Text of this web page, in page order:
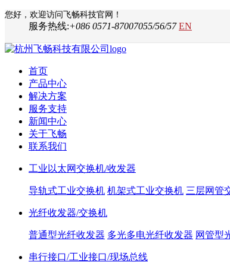
您好，欢迎访问飞畅科技官网！
服务热线:+086 0571-87007055/56/57 EN
首页
产品中心
解决方案
服务支持
新闻中心
关于飞畅
联系我们
工业以太网交换机/收发器
导轨式工业交换机 机架式工业交换机 三层网管
光纤收发器/交换机
普通型光纤收发器 多光多电光纤收发器 网管型
串行接口/工业接口/现场总线